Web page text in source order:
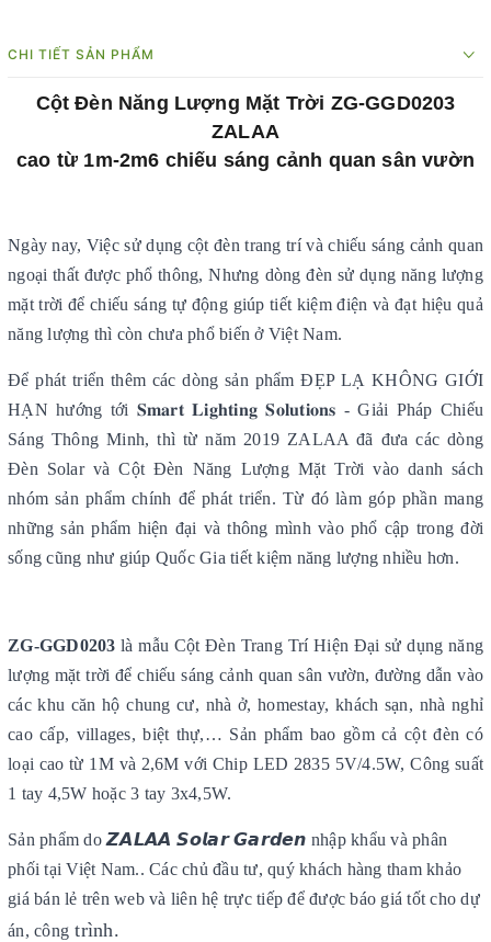
CHI TIẾT SẢN PHẨM
Cột Đèn Năng Lượng Mặt Trời ZG-GGD0203
ZALAA
cao từ 1m-2m6 chiếu sáng cảnh quan sân vườn
Ngày nay, Việc sử dụng cột đèn trang trí và chiếu sáng cảnh quan
ngoại thất được phổ thông, Nhưng dòng đèn sử dụng năng lượng
mặt trời để chiếu sáng tự động giúp tiết kiệm điện và đạt hiệu quả
năng lượng thì còn chưa phổ biến ở Việt Nam.
Để phát triển thêm các dòng sản phẩm ĐẸP LẠ KHÔNG GIỚI
HẠN hướng tới 𝐒𝐦𝐚𝐫𝐭 𝐋𝐢𝐠𝐡𝐭𝐢𝐧𝐠 𝐒𝐨𝐥𝐮𝐭𝐢𝐨𝐧𝐬 - Giải Pháp Chiếu
Sáng Thông Minh, thì từ năm 2019 ZALAA đã đưa các dòng
Đèn Solar và Cột Đèn Năng Lượng Mặt Trời vào danh sách
nhóm sản phẩm chính để phát triển. Từ đó làm góp phần mang
những sản phẩm hiện đại và thông mình vào phổ cập trong đời
sống cũng như giúp Quốc Gia tiết kiệm năng lượng nhiều hơn.
ZG-GGD0203là mẫu Cột Đèn Trang Trí Hiện Đại sử dụng năng
lượng mặt trời để chiếu sáng cảnh quan sân vườn, đường dẫn vào
các khu căn hộ chung cư, nhà ở, homestay, khách sạn, nhà nghỉ
cao cấp, villages, biệt thự,… Sản phẩm bao gồm cả cột đèn có
loại cao từ 1M và 2,6M với Chip LED 2835 5V/4.5W, Công suất
1 tay 4,5W hoặc 3 tay 3x4,5W.
Sản phẩm do 𝙕𝘼𝙇𝘼𝘼 𝙎𝙤𝙡𝙖𝙧 𝙂𝙖𝙧𝙙𝙚𝙣 nhập khẩu và phân
phối tại Việt Nam.. Các chủ đầu tư, quý khách hàng tham khảo
giá bán lẻ trên web và liên hệ trực tiếp để được báo giá tốt cho dự
án, công trình.